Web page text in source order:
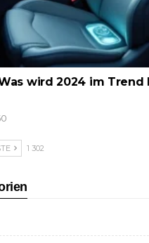
wird 2024 im Trend
1 302